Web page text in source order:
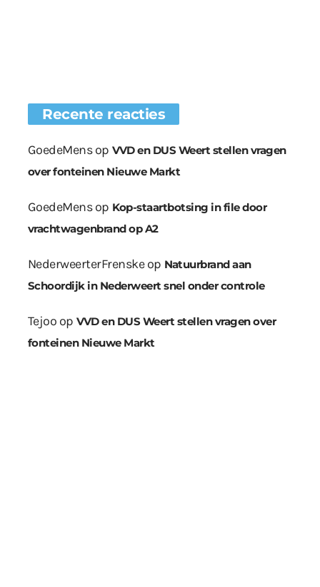
Recente reacties
GoedeMensop VVD en DUS Weert stellen vragen
over fonteinen Nieuwe Markt
GoedeMensop Kop-staartbotsing in file door
vrachtwagenbrand op A2
NederweerterFrenskeop Natuurbrand aan
Schoordijk in Nederweert snel onder controle
Tejoo op VVD en DUS Weert stellen vragen over
fonteinen Nieuwe Markt